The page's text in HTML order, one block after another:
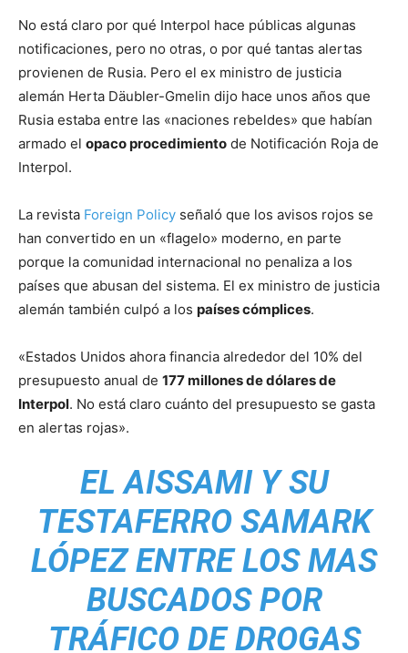
No está claro por qué Interpol hace públicas algunas
notificaciones, pero no otras, o por qué tantas alertas
provienen de Rusia. Pero el ex ministro de justicia
alemán Herta Däubler-Gmelin dijo hace unos años que
Rusia estaba entre las «naciones rebeldes» que habían
armado el opaco procedimiento de Notificación Roja de
Interpol.
La revista Foreign Policy señaló que los avisos rojos se
han convertido en un «flagelo» moderno, en parte
porque la comunidad internacional no penaliza a los
países que abusan del sistema. El ex ministro de justicia
alemán también culpó a los países cómplices.
«Estados Unidos ahora financia alrededor del 10% del
presupuesto anual de 177 millones de dólares de
Interpol. No está claro cuánto del presupuesto se gasta
en alertas rojas».
EL AISSAMI Y SU
TESTAFERRO SAMARK
LÓPEZ ENTRE LOS MAS
BUSCADOS POR
TRÁFICO DE DROGAS